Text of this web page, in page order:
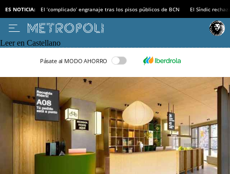
ES NOTICIA: El ‘complicado’ engranaje tras los pisos públicos de BCN El Síndic
Leer en Castellano
Pásate al MODO AHORRO